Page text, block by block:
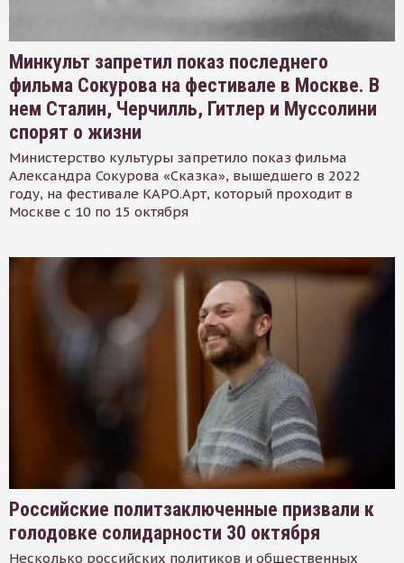
Минкульт запретил показ последнего
фильма Сокурова на фестивале в Москве. В
нем Сталин, Черчилль, Гитлер и Муссолини
спорят о жизни
Министерство культуры запретило показ фильма
Александра Сокурова «Сказка», вышедшего в 2022
году, на фестивале КАРО.Арт, который проходит в
Москве с 10 по 15 октября
Российские политзаключенные призвали к
голодовке солидарности 30 октября
Несколько российских политиков и общественных